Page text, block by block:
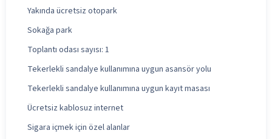
Yakında ücretsiz otopark
Sokağa park
Toplantı odası sayısı: 1
Tekerlekli sandalye kullanımına uygun asansör yolu
Tekerlekli sandalye kullanımına uygun kayıt masası
Ücretsiz kablosuz internet
Sigara içmek için özel alanlar